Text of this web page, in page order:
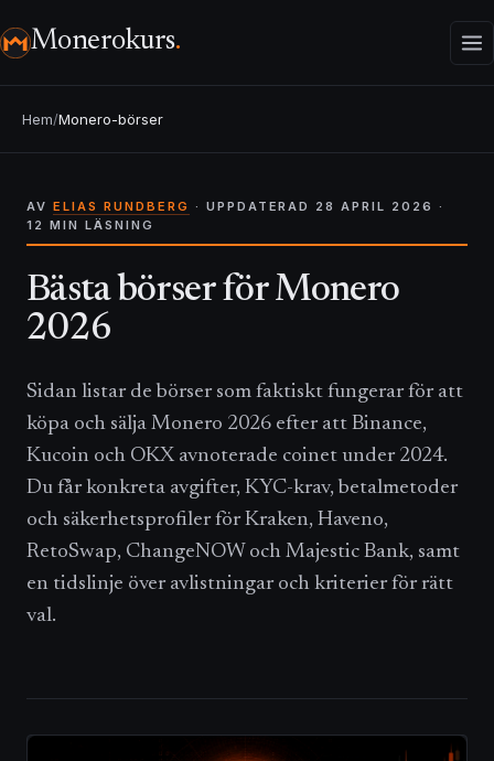
Monerokurs.
Hem/Monero-börser
AV ELIAS RUNDBERG · UPPDATERAD 28 APRIL 2026 ·
12 MIN LÄSNING
Bästa börser för Monero
2026
Sidan listar de börser som faktiskt fungerar för att
köpa och sälja Monero 2026 efter att Binance,
Kucoin och OKX avnoterade coinet under 2024.
Du får konkreta avgifter, KYC-krav, betalmetoder
och säkerhetsprofiler för Kraken, Haveno,
RetoSwap, ChangeNOW och Majestic Bank, samt
en tidslinje över avlistningar och kriterier för rätt
val.